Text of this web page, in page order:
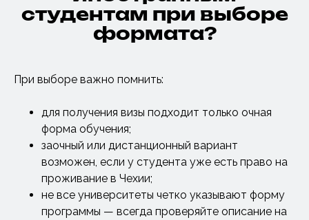
студентам при выборе
формата?
При выборе важно помнить:
для получения визы подходит только очная
форма обучения;
заочный или дистанционный вариант
возможен, если у студента уже есть право на
проживание в Чехии;
не все университеты четко указывают форму
программы — всегда проверяйте описание на